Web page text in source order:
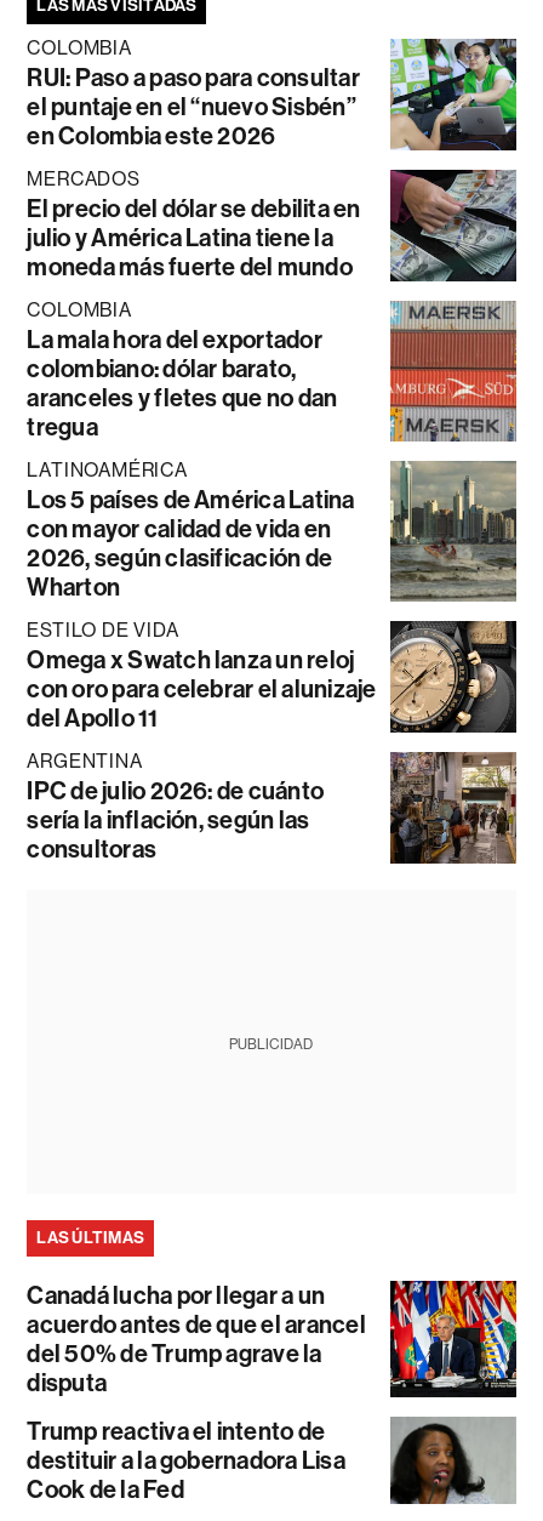
LAS MÁS VISITADAS
COLOMBIA
RUI: Paso a paso para consultar
el puntaje en el “nuevo Sisbén”
en Colombia este 2026
MERCADOS
El precio del dólar se debilita en
julio y América Latina tiene la
moneda más fuerte del mundo
COLOMBIA
La mala hora del exportador
colombiano: dólar barato,
aranceles y fletes que no dan
tregua
LATINOAMÉRICA
Los 5 países de América Latina
con mayor calidad de vida en
2026, según clasificación de
Wharton
ESTILO DE VIDA
Omega x Swatch lanza un reloj
con oro para celebrar el alunizaje
del Apollo 11
ARGENTINA
IPC de julio 2026: de cuánto
sería la inflación, según las
consultoras
PUBLICIDAD
LAS ÚLTIMAS
Canadá lucha por llegar a un
acuerdo antes de que el arancel
del 50% de Trump agrave la
disputa
Trump reactiva el intento de
destituir a la gobernadora Lisa
Cook de la Fed